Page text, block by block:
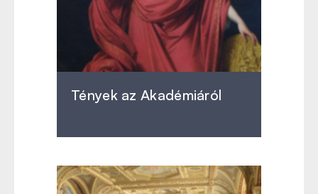
Tények az Akadémiáról